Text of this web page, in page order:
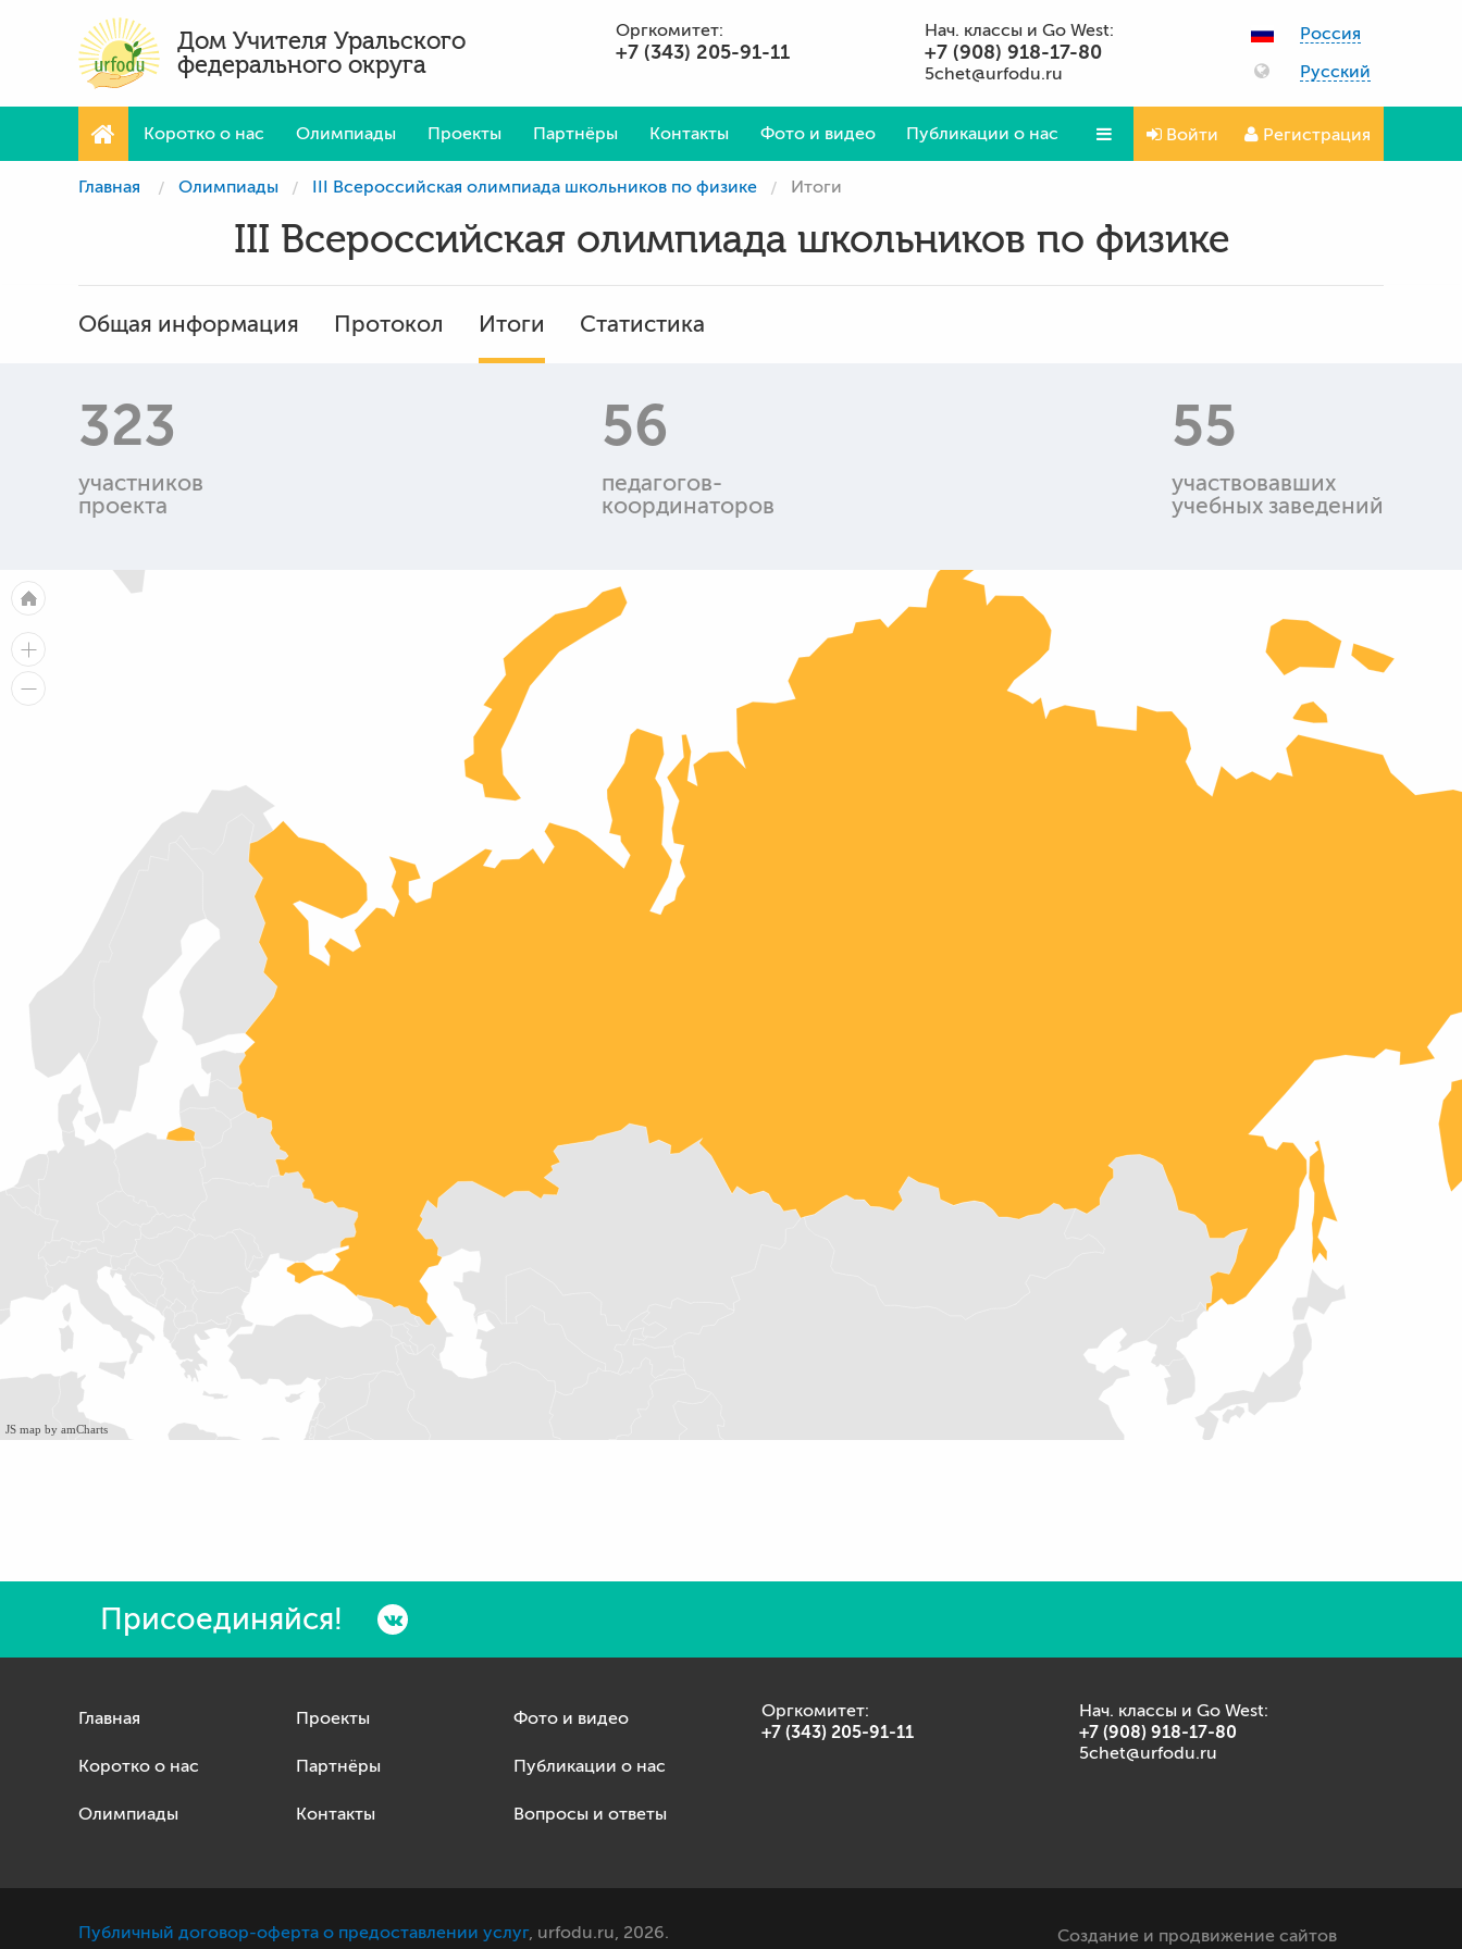
Дом Учителя Уральского
федерального округа
Оргкомитет: Нач. классы и Go West:
+7 (343) 205-91-11 +7 (908) 918-17-80
5chet@urfodu.ru
Россия
Русский
Коротко о нас Олимпиады Проекты Партнёры Контакты Фото и видео Публикации о нас
Вопросы и ответы
Войти Регистрация
Главная Олимпиады III Всероссийская олимпиада школьников по физике Итоги
III Всероссийская олимпиада школьников по физике
Общая информация Протокол Итоги Статистика
323
участников
проекта
56
педагогов-
координаторов
55
участвовавших
учебных заведений
JS map by amCharts
Присоединяйся!
Главная
Коротко о нас
Олимпиады
Проекты
Партнёры
Контакты
Фото и видео
Публикации о нас
Вопросы и ответы
Оргкомитет: Нач. классы и Go West:
+7 (343) 205-91-11 +7 (908) 918-17-80
5chet@urfodu.ru
Публичный договор-оферта о предоставлении услуг, urfodu.ru, 2026.
Создание и продвижение сайтов